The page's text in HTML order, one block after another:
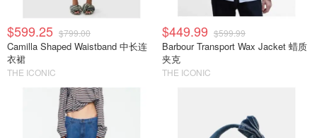
$599.25 $799.00
Camilla Shaped Waistband 中长连
衣裙
THE ICONIC
$449.99 $599.99
Barbour Transport Wax Jacket 蜡质
夹克
THE ICONIC